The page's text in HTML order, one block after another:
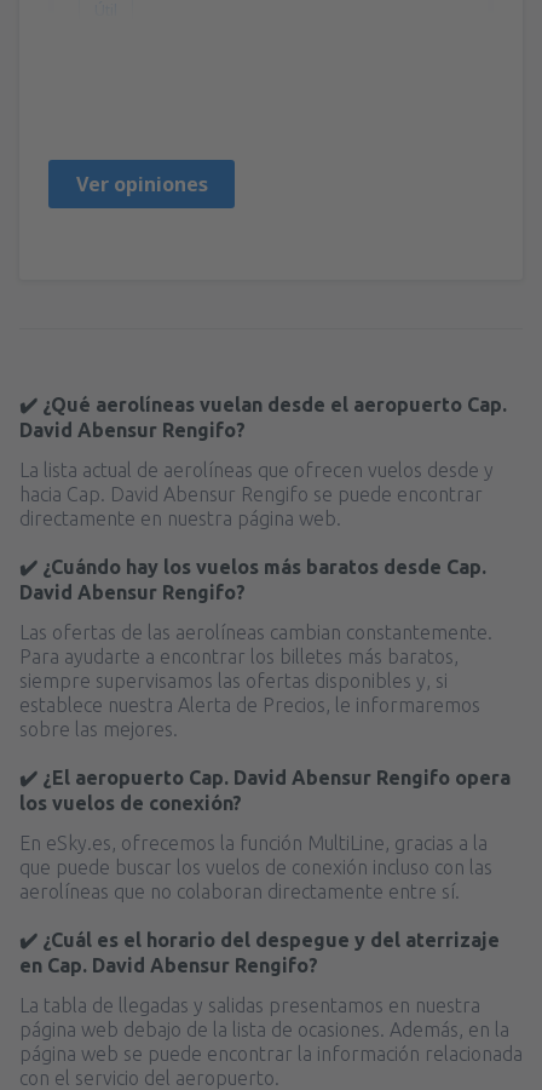
Ver opiniones
✔️ ¿Qué aerolíneas vuelan desde el aeropuerto Cap.
David Abensur Rengifo?
La lista actual de aerolíneas que ofrecen vuelos desde y
hacia Cap. David Abensur Rengifo se puede encontrar
directamente en nuestra página web.
✔️ ¿Cuándo hay los vuelos más baratos desde Cap.
David Abensur Rengifo?
Las ofertas de las aerolíneas cambian constantemente.
Para ayudarte a encontrar los billetes más baratos,
siempre supervisamos las ofertas disponibles y, si
establece nuestra Alerta de Precios, le informaremos
sobre las mejores.
✔️ ¿El aeropuerto Cap. David Abensur Rengifo opera
los vuelos de conexión?
En eSky.es, ofrecemos la función MultiLine, gracias a la
que puede buscar los vuelos de conexión incluso con las
aerolíneas que no colaboran directamente entre sí.
✔️ ¿Cuál es el horario del despegue y del aterrizaje
en Cap. David Abensur Rengifo?
La tabla de llegadas y salidas presentamos en nuestra
página web debajo de la lista de ocasiones. Además, en la
página web se puede encontrar la información relacionada
con el servicio del aeropuerto.